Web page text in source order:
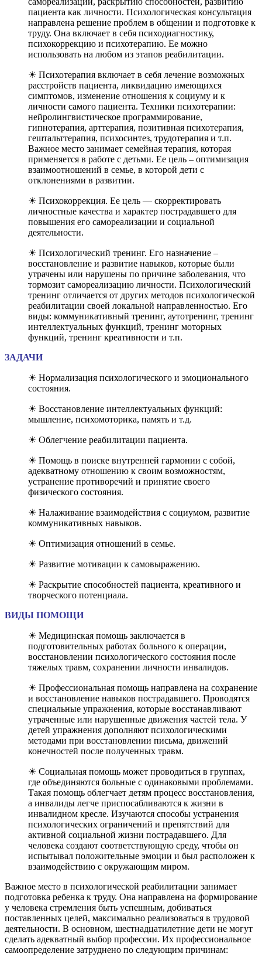
пациента как личности. Психологическая консультация
направлена решение проблем в общении и подготовке к
труду. Она включает в себя психодиагностику,
психокоррекцию и психотерапию. Ее можно
использовать на любом из этапов реабилитации.
☀ Психотерапия включает в себя лечение возможных
расстройств пациента, ликвидацию имеющихся
симптомов, изменение отношения к социуму и к
личности самого пациента. Техники психотерапии:
нейролингвистическое программирование,
гипнотерапия, арттерапия, позитивная психотерапия,
гештальттерапия, психосинтез, трудотерапия и т.п.
Важное место занимает семейная терапия, которая
применяется в работе с детьми. Ее цель – оптимизация
взаимоотношений в семье, в которой дети с
отклонениями в развитии.
☀ Психокоррекция. Ее цель — скорректировать
личностные качества и характер пострадавшего для
повышения его самореализации и социальной
деятельности.
☀ Психологический тренинг. Его назначение –
восстановление и развитие навыков, которые были
утрачены или нарушены по причине заболевания, что
тормозит самореализацию личности. Психологический
тренинг отличается от других методов психологической
реабилитации своей локальной направленностью. Его
виды: коммуникативный тренинг, аутотренинг, тренинг
интеллектуальных функций, тренинг моторных
функций, тренинг креативности и т.п.
ЗАДАЧИ
☀ Нормализация психологического и эмоционального
состояния.
☀ Восстановление интеллектуальных функций:
мышление, психомоторика, память и т.д.
☀ Облегчение реабилитации пациента.
☀ Помощь в поиске внутренней гармонии с собой,
адекватному отношению к своим возможностям,
устранение противоречий и принятие своего
физического состояния.
☀ Налаживание взаимодействия с социумом, развитие
коммуникативных навыков.
☀ Оптимизация отношений в семье.
☀ Развитие мотивации к самовыражению.
☀ Раскрытие способностей пациента, креативного и
творческого потенциала.
ВИДЫ ПОМОЩИ
☀ Медицинская помощь заключается в
подготовительных работах больного к операции,
восстановлении психологического состояния после
тяжелых травм, сохранении личности инвалидов.
☀ Профессиональная помощь направлена на сохранение
и восстановление навыков пострадавшего. Проводятся
специальные упражнения, которые восстанавливают
утраченные или нарушенные движения частей тела. У
детей упражнения дополняют психологическими
методами при восстановлении письма, движений
конечностей после полученных травм.
☀ Социальная помощь может проводиться в группах,
где объединяются больные с одинаковыми проблемами.
Такая помощь облегчает детям процесс восстановления,
а инвалиды легче приспосабливаются к жизни в
инвалидном кресле. Изучаются способы устранения
психологических ограничений и препятствий для
активной социальной жизни пострадавшего. Для
человека создают соответствующую среду, чтобы он
испытывал положительные эмоции и был расположен к
взаимодействию с окружающим миром.
Важное место в психологической реабилитации занимает
подготовка ребенка к труду. Она направлена на формирование
у человека стремления быть успешным, добиваться
поставленных целей, максимально реализоваться в трудовой
деятельности. В основном, шестнадцатилетние дети не могут
сделать адекватный выбор профессии. Их профессиональное
самоопределение затруднено по следующим причинам: